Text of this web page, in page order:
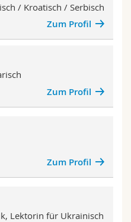
/ Kroatisch / Serbisch
Zum Profil
Zum Profil
Zum Profil
Lektorin für Ukrainisch